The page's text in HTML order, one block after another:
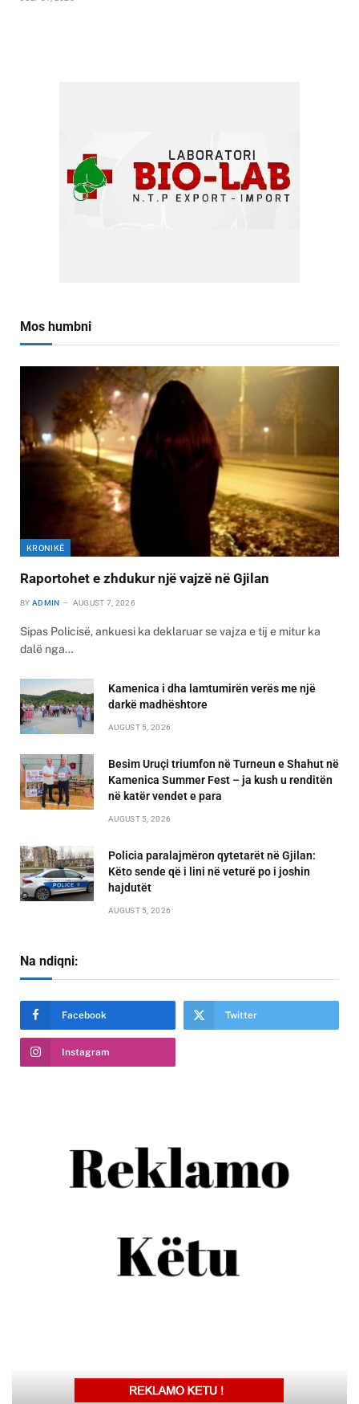
Mos humbni
KRONIKË
Raportohet e zhdukur një vajzë në Gjilan
BY ADMIN AUGUST 7, 2026
Sipas Policisë, ankuesi ka deklaruar se vajza e tij e mitur ka
dalë nga…
Kamenica i dha lamtumirën verës me një
darkë madhështore
AUGUST 5, 2026
Besim Uruçi triumfon në Turneun e Shahut në
Kamenica Summer Fest – ja kush u renditën
në katër vendet e para
AUGUST 5, 2026
Policia paralajmëron qytetarët në Gjilan:
Këto sende që i lini në veturë po i joshin
hajdutët
AUGUST 5, 2026
Na ndiqni:
Facebook Twitter
Instagram